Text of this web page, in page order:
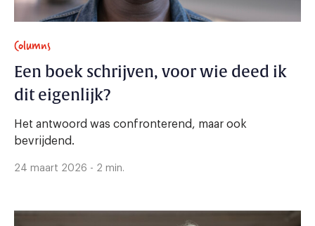
Columns
Een boek schrijven, voor wie deed ik
dit eigenlijk?
Het antwoord was confronterend, maar ook
bevrijdend.
24 maart 2026 - 2 min.